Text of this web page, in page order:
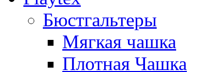
Бюстгальтеры
Мягкая чашка
Плотная Чашка